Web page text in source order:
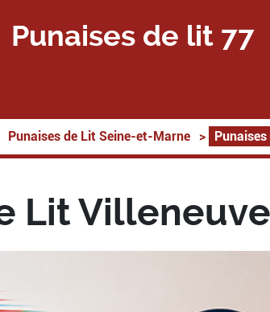
Punaises de lit 77
Punaises de Lit Seine-et-Marne >
Lit